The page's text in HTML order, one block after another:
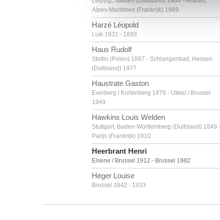
Alpes-Maritimes (Frankrijk) 1989
Harzé Léopold
Luik 1831 - 1893
Haus Rudolf
Stettin (Polen) 1897 - Schlangenbad, Hessen
(Duitsland) 1977
Haustrate Gaston
Everberg / Kortenberg 1878 - Ukkel / Brussel
1949
Hawkins Louis Welden
Stuttgart, Baden-Württemberg (Duitsland) 1849 -
Parijs (Frankrijk) 1910
Heerbrant Henri
Elsene / Brussel 1912 - Brussel 1982
Héger Louise
Brussel 1842 - 1933